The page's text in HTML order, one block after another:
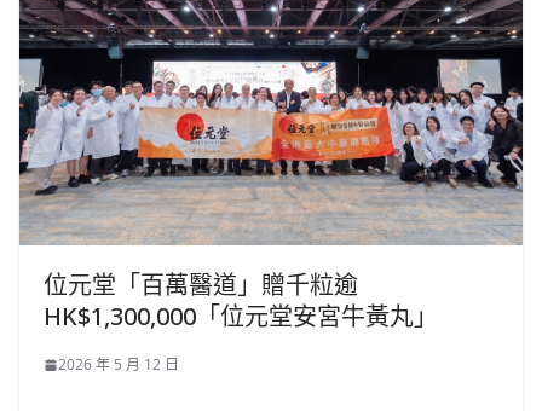
位元堂「百萬醫道」贈千粒逾
HK$1,300,000「位元堂安宮牛黃丸」
2026 年 5 月 12 日